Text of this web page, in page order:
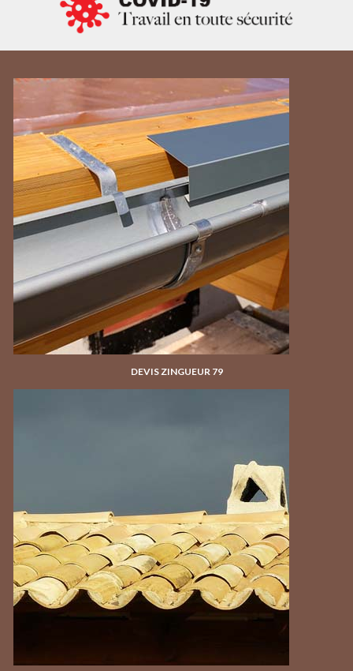
DEVIS ZINGUEUR 79